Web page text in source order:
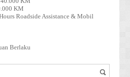
KM
Roadside Assistance & Mobil
Berlaku